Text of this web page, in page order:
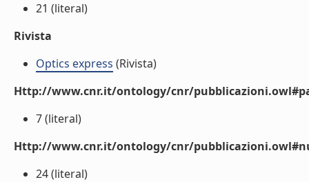
21 (literal)
Rivista
Optics express (Rivista)
Http://www.cnr.it/ontology/cnr/
7 (literal)
Http://www.cnr.it/ontology/cnr/
24 (literal)